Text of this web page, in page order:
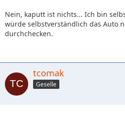
Nein, kaputt ist nichts... Ich bin
würde selbstverständlich das Auto
durchchecken.
tcomak
Geselle